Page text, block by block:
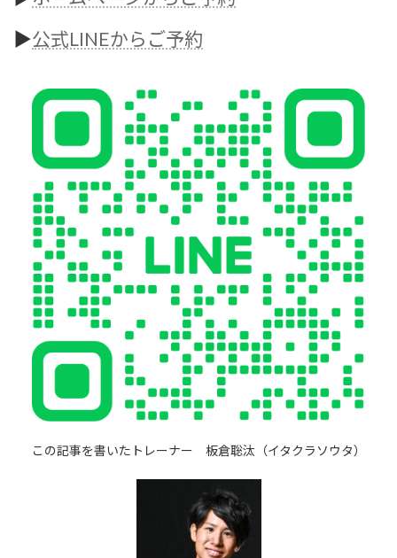
▶︎公式LINEからご予約
この記事を書いたトレーナー 板倉聡汰（イタクラソウタ）